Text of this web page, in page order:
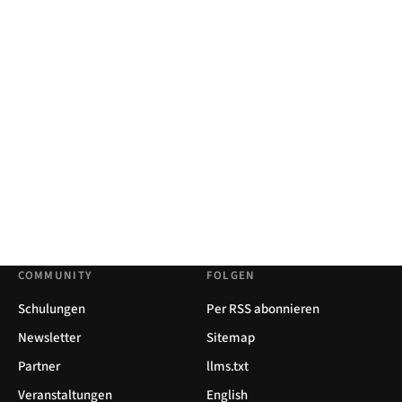
COMMUNITY
Schulungen
Newsletter
Partner
Veranstaltungen
FOLGEN
Per RSS abonnieren
Sitemap
llms.txt
English